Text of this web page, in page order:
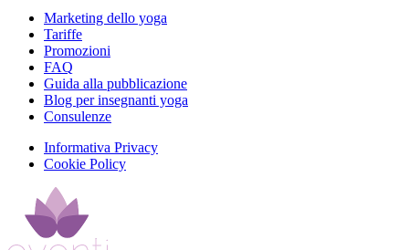
Marketing dello yoga
Tariffe
Promozioni
FAQ
Guida alla pubblicazione
Blog per insegnanti yoga
Consulenze
Informativa Privacy
Cookie Policy